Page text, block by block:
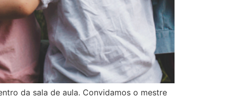
da sala de aula. Convidamos o mestre